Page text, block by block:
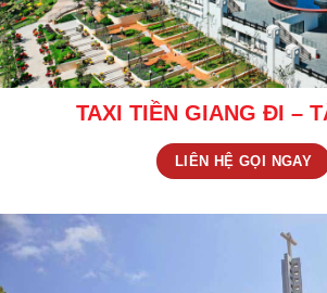
TAXI TIỀN GIANG ĐI –
LIÊN HỆ GỌI NGAY